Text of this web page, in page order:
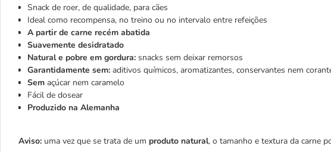
Snack de roer, de qualidade, para cães
Ideal como recompensa, no treino ou no intervalo entre refeições
A partir de carne recém abatida
Suavemente desidratado
Natural e pobre em gordura: snacks sem deixar remorsos
Garantidamente sem: aditivos químicos, aromatizantes, conservantes nem
Sem açúcar nem caramelo
Fácil de dosear
Produzido na Alemanha
Aviso: uma vez que se trata de um produto natural, o tamanho e textura da carne